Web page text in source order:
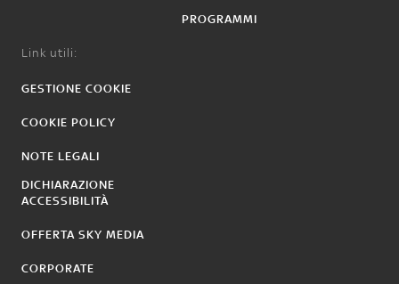
PROGRAMMI
Link utili:
GESTIONE COOKIE
COOKIE POLICY
NOTE LEGALI
DICHIARAZIONE
ACCESSIBILITÀ
OFFERTA SKY MEDIA
CORPORATE